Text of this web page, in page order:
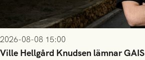
2026-08-08 15:00
Ville Hellgård Knudsen lämnar GAIS